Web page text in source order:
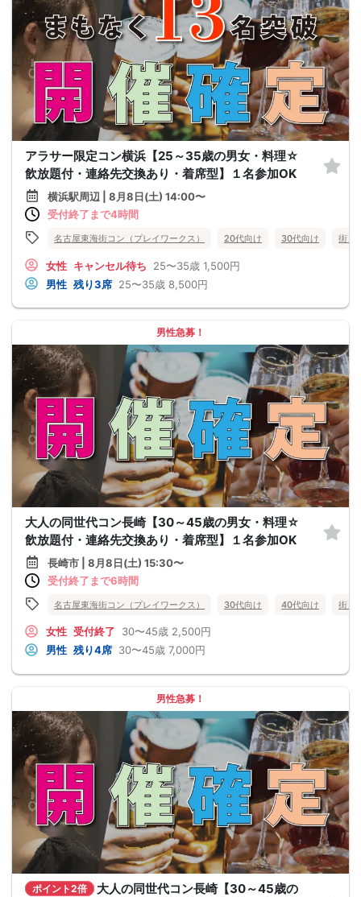
アラサー限定コン横浜【25～35歳の男女・料理☆
飲放題付・連絡先交換あり・着席型】１名参加OK
横浜駅周辺 | 8月8日(土) 14:00〜
受付終了まで4時間
名古屋東海街コン（プレイワークス） 20代向け 30代向け 街コ
女性 キャンセル待ち 25〜35歳 1,500円
男性 残り3席 25〜35歳 8,500円
男性急募！
大人の同世代コン長崎【30～45歳の男女・料理☆
飲放題付・連絡先交換あり・着席型】１名参加OK
長崎市 | 8月8日(土) 15:30〜
受付終了まで6時間
名古屋東海街コン（プレイワークス） 30代向け 40代向け 街コ
女性 受付終了 30〜45歳 2,500円
男性 残り4席 30〜45歳 7,000円
男性急募！
ポイント2倍
大人の同世代コン長崎【30～45歳の